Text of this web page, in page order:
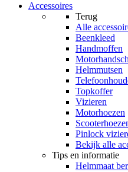
Accessoires
Terug
Alle
Beenkleed
Handmoffen
Helmmutsen
Topkoffer
Vizieren
Motorhoezen
Pinlock
Bekijk alle
Tips en informatie
Helmmaat